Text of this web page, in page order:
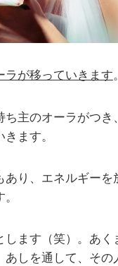
ラが移っていきます。
主のオーラがつ
ます。
り、エネルギーを
ます（笑）。あ
しを通して、その